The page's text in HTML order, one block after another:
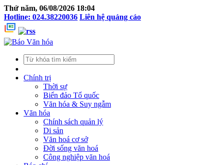
Thứ năm, 06/08/2026 18:04
Hotline: 024.38220036 Liên hệ quảng cáo
Chính trị
Thời sự
Biển đảo Tổ quốc
Văn hóa & Suy ngẫm
Văn hóa
Chính sách quản lý
Di sản
Văn hoá cơ sở
Đời sống văn hoá
Công nghiệp văn hoá